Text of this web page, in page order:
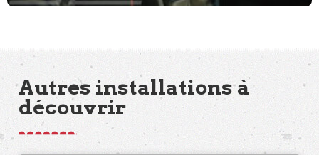
Autres installations à
découvrir